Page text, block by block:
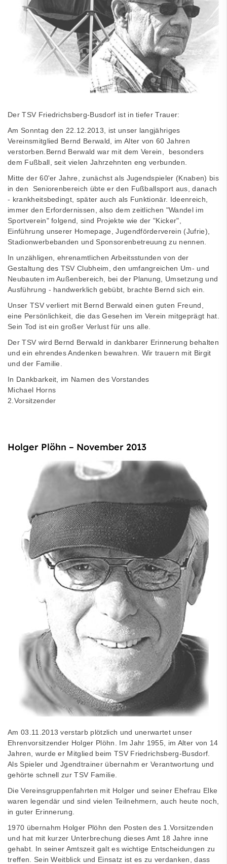
Der TSV Friedrichsberg-Busdorf ist in tiefer Trauer:
Am Sonntag den 22.12.2013, ist unser langjähriges
Vereinsmitglied Bernd Berwald, im Alter von 60 Jahren
verstorben.Bernd Berwald war mit dem Verein, besonders
dem Fußball, seit vielen Jahrzehnten eng verbunden.
Mitte der 60'er Jahre, zunächst als Jugendspieler (Knaben) bis
in den Seniorenbereich übte er den Fußballsport aus, danach
- krankheitsbedingt, später auch als Funktionär. Ideenreich,
immer den Erfordernissen, also dem zeitlichen "Wandel im
Sportverein" folgend, sind Projekte wie der "Kicker",
Einführung unserer Homepage, Jugendförderverein (Jufrie),
Stadionwerbebanden und Sponsorenbetreuung zu nennen.
In unzähligen, ehrenamtlichen Arbeitsstunden von der
Gestaltung des TSV Clubheim, den umfangreichen Um- und
Neubauten im Außenbereich, bei der Planung, Umsetzung und
Ausführung - handwerklich gebübt, brachte Bernd sich ein.
Unser TSV verliert mit Bernd Berwald einen guten Freund,
eine Persönlichkeit, die das Gesehen im Verein mitgeprägt hat.
Sein Tod ist ein großer Verlust für uns alle.
Der TSV wird Bernd Berwald in dankbarer Erinnerung behalten
und ein ehrendes Andenken bewahren. Wir trauern mit Birgit
und der Familie.
In Dankbarkeit, im Namen des Vorstandes
Michael Horns
2.Vorsitzender
Holger Plöhn – November 2013
Am 03.11.2013 verstarb plötzlich und unerwartet unser
Ehrenvorsitzender Holger Plöhn. Im Jahr 1955, im Alter von 14
Jahren, wurde er Mitglied beim TSV Friedrichsberg-Busdorf.
Als Spieler und Jgendtrainer übernahm er Verantwortung und
gehörte schnell zur TSV Familie.
Die Vereinsgruppenfahrten mit Holger und seiner Ehefrau Elke
waren legendär und sind vielen Teilnehmern, auch heute noch,
in guter Erinnerung.
1970 übernahm Holger Plöhn den Posten des 1.Vorsitzenden
und hat mit kurzer Unterbrechung dieses Amt 18 Jahre inne
gehabt. In seiner Amtszeit galt es wichtige Entscheidungen zu
treffen. Sein Weitblick und Einsatz ist es zu verdanken, dass